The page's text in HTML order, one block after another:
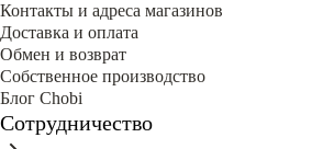
Контакты и адреса магазинов
Доставка и оплата
Обмен и возврат
Собственное производство
Блог Сhobi
Сотрудничество